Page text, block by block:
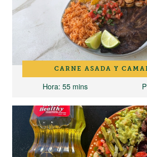
CARNE ASADA Y
Hora: 55 mins